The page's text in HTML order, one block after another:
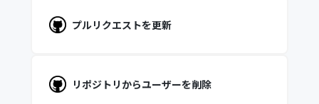
プルリクエストを更新
リポジトリからユーザーを削除